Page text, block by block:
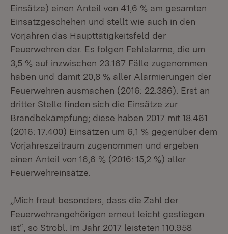
Einsätze) einen Anteil von 41,6 % am gesamten
Einsatzgeschehen und stellt wie auch in den
Vorjahren das Haupttätigkeitsfeld der
Feuerwehren dar. Es folgen Fehlalarme, die um
3,5 % auf inzwischen 23.167 Fälle zugenommen
haben und damit 20,8 % aller Alarmierungen der
Feuerwehren ausmachen (2016: 22.386). Erst an
dritter Stelle finden sich die Einsätze zur
Brandbekämpfung; diese haben 2017 mit 18.461
(2016: 17.400) Einsätzen um 6,1 % gegenüber dem
Vorjahreszeitraum zugenommen und ergeben
einen Anteil von 16,6 % (2016: 15,2 %) aller
Feuerwehreinsätze.
„Mich freut besonders, dass die Zahl der
Feuerwehrangehörigen erneut leicht gestiegen
ist“, so Strobl. Im Jahr 2017 leisteten 110.958